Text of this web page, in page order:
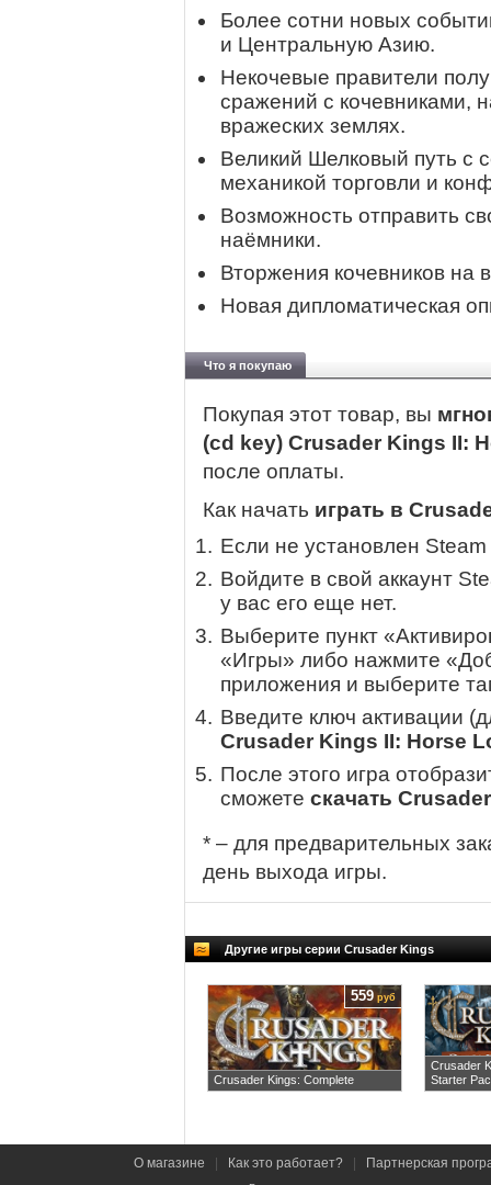
Более сотни новых
и Центральную Азию.
Некочевые правители
сражений с кочевниками,
вражеских землях.
Великий Шелковый путь с
механикой торговли и
Возможность отправить
наёмники.
Вторжения кочевников на
Новая дипломатическая
Что я покупаю
Покупая этот товар, вы
(cd key) Crusader Kings II:
после оплаты.
Как начать играть в
Если не установлен
Войдите в свой аккаунт
у вас его еще нет.
Выберите пункт
«Игры» либо нажмите
приложения и выберите
Введите ключ активации
Crusader Kings II: Horse
После этого игра
сможете скачать
* – для предварительных
день выхода игры.
Другие игры серии Crusader Kings
Crusader Kings: Complete
559 руб
Crusader
Starter
О магазине Как это работает? Партнерская